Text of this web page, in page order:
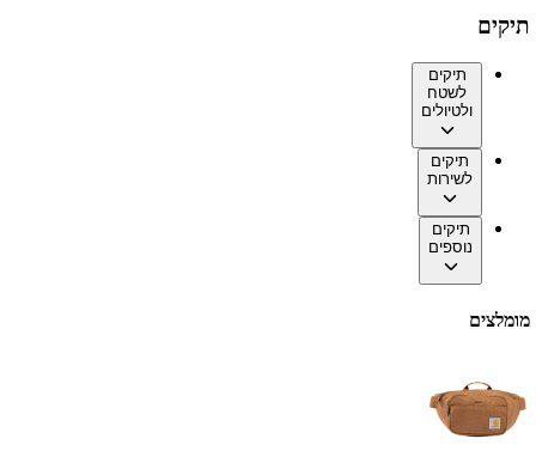
תיקים
תיקים
לשטח
ולטיולים
תיקים
לשירות
תיקים
נוספים
מומלצים